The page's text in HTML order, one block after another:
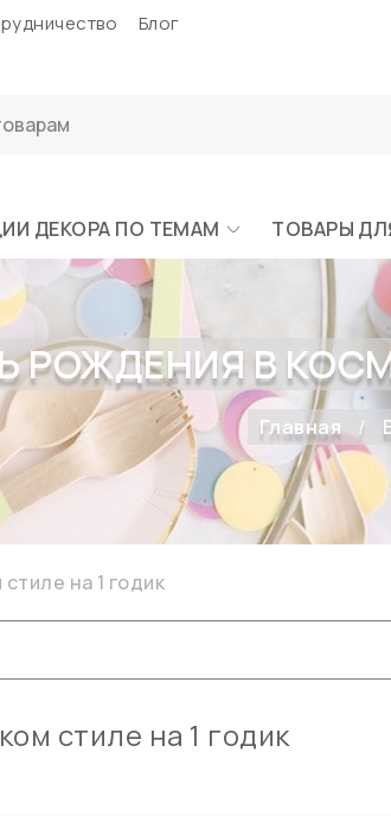
Блог
ДЕКОРА ПО ТЕМАМ ТОВАРЫ
РОЖДЕНИЯ В
Главная
на 1 годик
стиле на 1 годик